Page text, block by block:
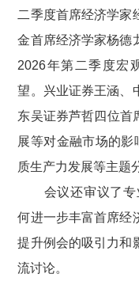
二季度首席经济学家
金首席经济学家杨德
2026年第二季度宏
望。 兴业证券王涵、
东吴证券芦哲四位首
展等对金融市场的影
质生产力发展等主题
会议还审议了专
何进一步丰富首席经
提升例会的吸引力和
流讨论。